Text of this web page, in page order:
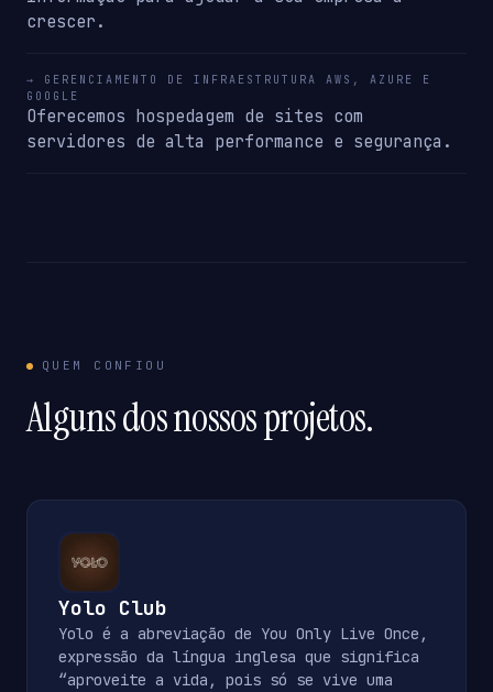
crescer.
→ GERENCIAMENTO DE INFRAESTRUTURA AWS, AZURE E
GOOGLE
Oferecemos hospedagem de sites com
servidores de alta performance e segurança.
QUEM CONFIOU
Alguns dos nossos projetos.
Yolo Club
Yolo é a abreviação de You Only Live Once,
expressão da língua inglesa que significa
“aproveite a vida, pois só se vive uma